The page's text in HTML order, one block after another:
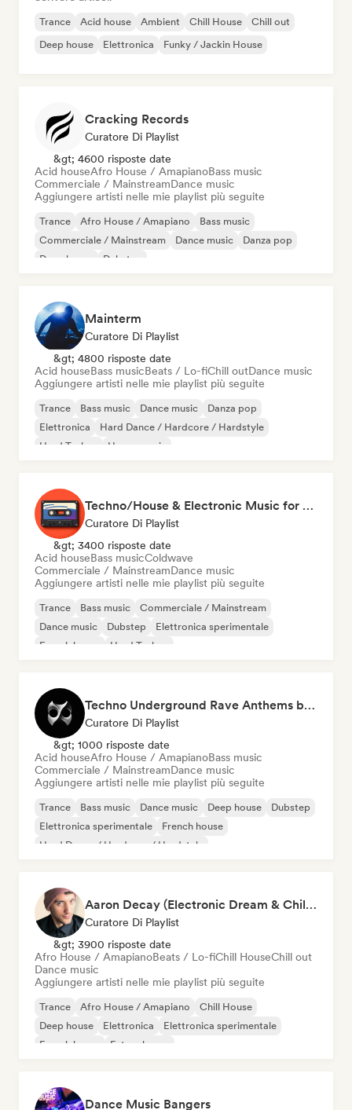
Trance Acid house Ambient Chill House
Chill out
Deep house
Elettronica Funky / Jackin House
Cracking Records
Curatore Di Playlist
&gt; 4600 risposte date
Acid houseAfro House / AmapianoBass music
Commerciale / MainstreamDance music
Aggiungere artisti nelle mie playlist più seguite
Trance Afro House / Amapiano
Bass music
Commerciale / Mainstream
Dance music
Danza pop
Deep house
Dubstep
Mainterm
Curatore Di Playlist
&gt; 4800 risposte date
Acid houseBass musicBeats / Lo-fiChill outDance music
Aggiungere artisti nelle mie playlist più seguite
Trance Bass music Dance music
Danza pop
Elettronica
Hard Dance / Hardcore / Hardstyle
Hard Techno
House music
Techno/House & Electronic Music for Svea Playlists
Curatore Di Playlist
&gt; 3400 risposte date
Acid houseBass musicColdwave
Commerciale / MainstreamDance music
Aggiungere artisti nelle mie playlist più seguite
Trance Bass music
Commerciale / Mainstream
Dance music
Dubstep
Elettronica sperimentale
French house
Hard Techno
Techno Underground Rave Anthems by Orphium
Curatore Di Playlist
&gt; 1000 risposte date
Acid houseAfro House / AmapianoBass music
Commerciale / MainstreamDance music
Aggiungere artisti nelle mie playlist più seguite
Trance Bass music Dance music Deep house
Dubstep
Elettronica sperimentale
French house
Hard Dance / Hardcore / Hardstyle
Aaron Decay (Electronic Dream & Chill Electronic Dream playlists)
Curatore Di Playlist
&gt; 3900 risposte date
Afro House / AmapianoBeats / Lo-fiChill HouseChill out
Dance music
Aggiungere artisti nelle mie playlist più seguite
Trance Afro House / Amapiano
Chill House
Deep house
Elettronica
Elettronica sperimentale
French house
Future house
Dance Music Bangers